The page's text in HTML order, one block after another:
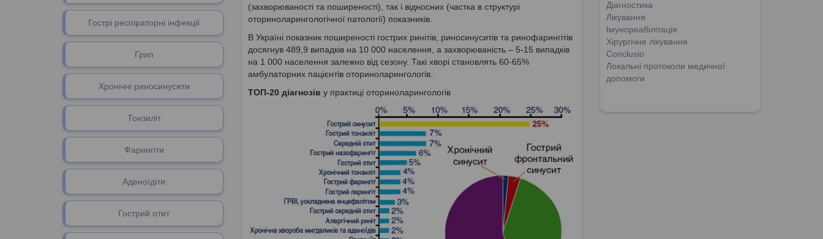
Гострі респіраторні інфекції
Грип
Хронічні риносинусити
Тонзиліт
Фарингіти
Аденоїдіти
Гоcтрий отит
Діагностика
Лікування
Імунореабілітація
Хірургічне лікування
Conclusio
Локальні протоколи медичної
допомоги
(захворюваності та поширеності), так і відносних (частка в структурі
оториноларингологічної патології) показників.
В Україні показник поширеності гострих ринітів, риносинуситів та ринофарингітів
досягнув 489,9 випадків на 10 000 населення, а захворюваність – 5-15 випадків
на 1 000 населення залежно від сезону. Такі хворі становлять 60-65%
амбулаторних пацієнтів оториноларингологів.
ТОП-20 діагнозів у практиці оториноларингологів